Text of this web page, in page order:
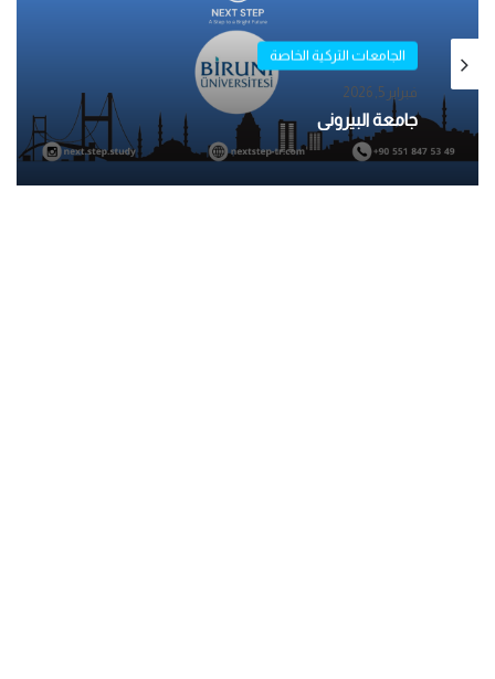
الجامعات التركية الخاصة
فبراير 5, 2026
الجامعات التركية الخاصة
جامعة بيكنت – İSTANBUL BEYKENT
ÜNİVERSİTESİ